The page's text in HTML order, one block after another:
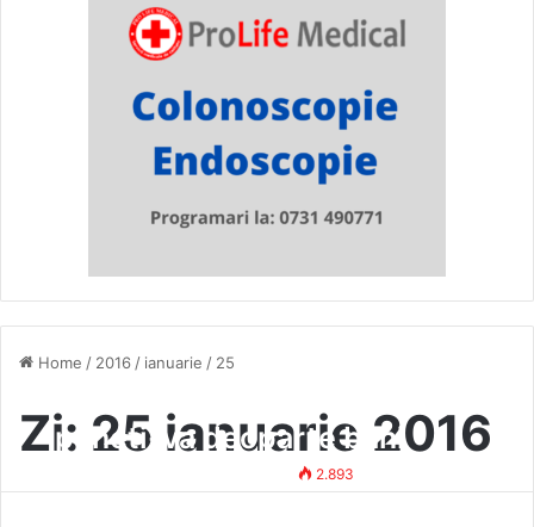
Home / 2016 / ianuarie / 25
Zi: 25 ianuarie 2016
puneti-va deoparte bani
pentru noile obligatii fiscale.
2.893